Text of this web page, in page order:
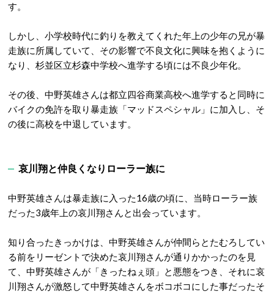
す。
しかし、小学校時代に釣りを教えてくれた年上の少年の兄が暴
走族に所属していて、その影響で不良文化に興味を抱くように
なり、杉並区立杉森中学校へ進学する頃には不良少年化。
その後、中野英雄さんは都立四谷商業高校へ進学すると同時に
バイクの免許を取り暴走族「マッドスペシャル」に加入し、そ
の後に高校を中退しています。
哀川翔と仲良くなりローラー族に
中野英雄さんは暴走族に入った16歳の頃に、当時ローラー族
だった3歳年上の哀川翔さんと出会っています。
知り合ったきっかけは、中野英雄さんが仲間らとたむろしてい
る前をリーゼントで決めた哀川翔さんが通りかかったのを見
て、中野英雄さんが「きったねぇ頭」と悪態をつき、それに哀
川翔さんが激怒して中野英雄さんをボコボコにした事だったそ